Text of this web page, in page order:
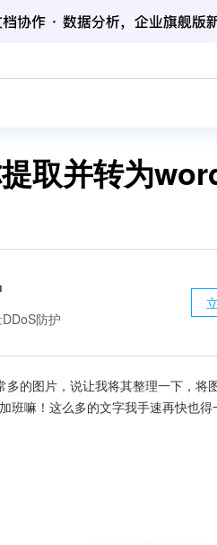
取并转为
防护
的图片，说让我将其整理一下，将
班嘛！这么多的文字我手速再快也得